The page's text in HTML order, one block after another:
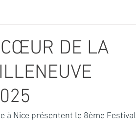
ARCHIVES ET PATRIMOINE
Activité culture & musique
CŒUR DE LA
à Nice présentent le 8ème Festival